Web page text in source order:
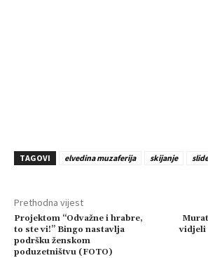
TAGOVI elvedina muzaferija skijanje slide
Prethodna vijest
Projektom “Odvažne i hrabre,
to ste vi!” Bingo nastavlja
podršku ženskom
poduzetništvu (FOTO)
vidjeli